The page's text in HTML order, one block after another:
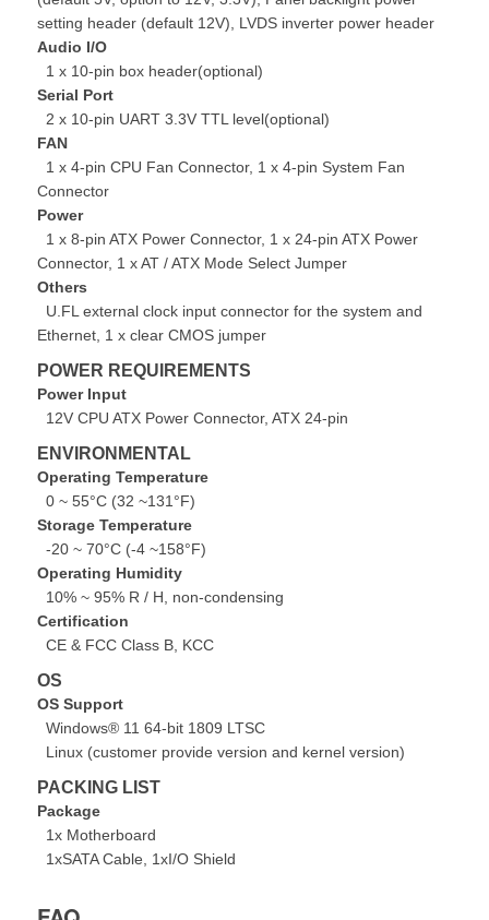
setting header (default 12V), LVDS inverter power header
Audio I/O
1 x 10-pin box header(optional)
Serial Port
2 x 10-pin UART 3.3V TTL level(optional)
FAN
1 x 4-pin CPU Fan Connector, 1 x 4-pin System Fan
Connector
Power
1 x 8-pin ATX Power Connector, 1 x 24-pin ATX Power
Connector, 1 x AT / ATX Mode Select Jumper
Others
U.FL external clock input connector for the system and
Ethernet, 1 x clear CMOS jumper
POWER REQUIREMENTS
Power Input
12V CPU ATX Power Connector, ATX 24-pin
ENVIRONMENTAL
Operating Temperature
0 ~ 55°C (32 ~131°F)
Storage Temperature
-20 ~ 70°C (-4 ~158°F)
Operating Humidity
10% ~ 95% R / H, non-condensing
Certification
CE & FCC Class B, KCC
OS
OS Support
Windows® 11 64-bit 1809 LTSC
Linux (customer provide version and kernel version)
PACKING LIST
Package
1x Motherboard
1xSATA Cable, 1xI/O Shield